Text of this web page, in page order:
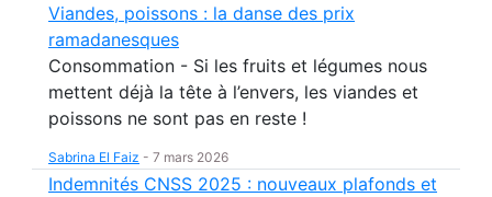
Viandes, poissons : la danse des prix
ramadanesques
Consommation - Si les fruits et légumes nous
mettent déjà la tête à l’envers, les viandes et
poissons ne sont pas en reste !
Sabrina El Faiz - 7 mars 2026
Indemnités CNSS 2025 : nouveaux plafonds et